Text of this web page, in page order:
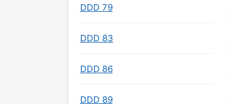
DDD 79
DDD 83
DDD 86
DDD 89